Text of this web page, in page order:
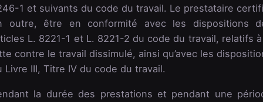
1 et suivants du code du travail. Le prestataire
outre, être en conformité avec les dispositions
L. 8221-1 et L. 8221-2 du code du travail, relatifs
contre le travail dissimulé, ainsi qu’avec les
Livre III, Titre IV du code du travail.
la durée des prestations et pendant une